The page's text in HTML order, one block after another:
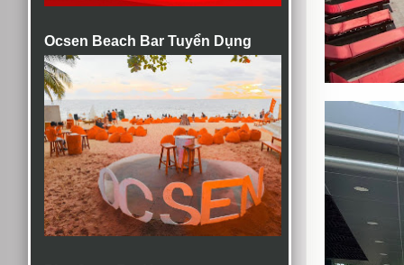
Ocsen Beach Bar Tuyển Dụng